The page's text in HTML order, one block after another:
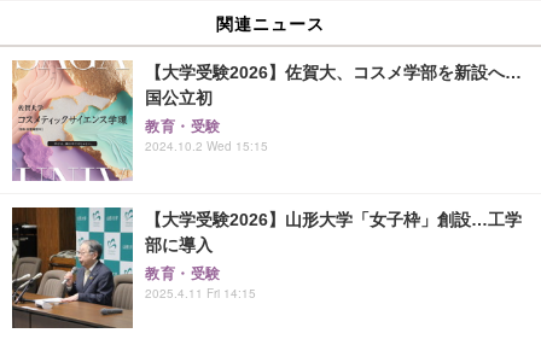
関連ニュース
【大学受験2026】佐賀大、コスメ学部を新設へ…
国公立初
教育・受験
2024.10.2 Wed 15:15
【大学受験2026】山形大学「女子枠」創設…工学
部に導入
教育・受験
2025.4.11 Fri 14:15